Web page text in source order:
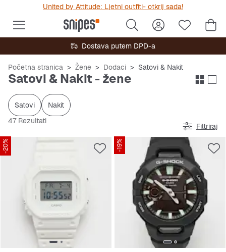
United by Attitude: Ljetni outfiti- otkrij sada!
Dostava putem DPD-a
Početna stranica Žene Dodaci Satovi & Nakit
Satovi & Nakit - žene
Satovi
Nakit
47 Rezultati
Filtriraj
-20% -19%